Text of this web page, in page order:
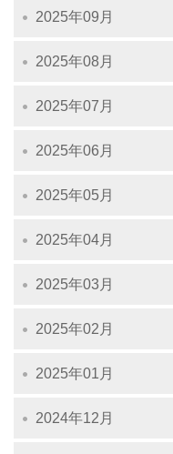
2025年09月
2025年08月
2025年07月
2025年06月
2025年05月
2025年04月
2025年03月
2025年02月
2025年01月
2024年12月